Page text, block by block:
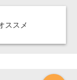
ススメ